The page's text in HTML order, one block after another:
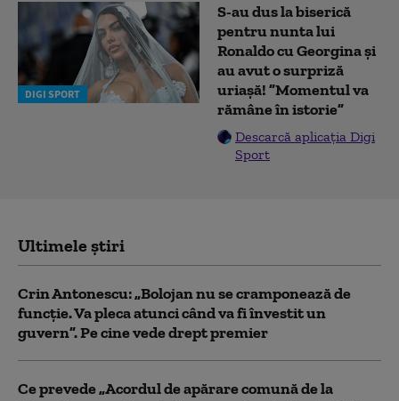
DIGI SPORT
S-au dus la biserică
pentru nunta lui
Ronaldo cu Georgina și
au avut o surpriză
uriașă! ”Momentul va
rămâne în istorie”
Descarcă aplicația Digi
Sport
Ultimele știri
Crin Antonescu: „Bolojan nu se cramponează de
funcție. Va pleca atunci când va fi învestit un
guvern”. Pe cine vede drept premier
Ce prevede „Acordul de apărare comună de la